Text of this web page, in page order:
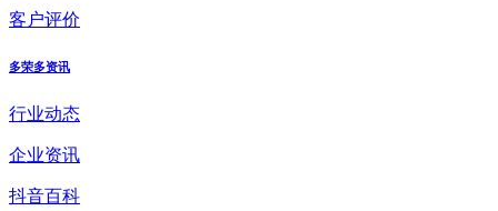
客户评价
多荣多资讯
行业动态
企业资讯
抖音百科